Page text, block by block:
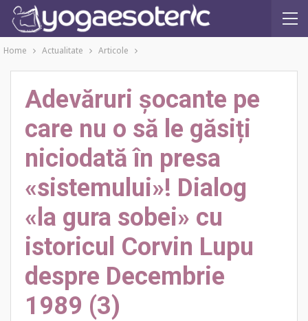
Home Actualitate Articole
Adevăruri şocante pe
care nu o să le găsiți
niciodată în presa
«sistemului»! Dialog
«la gura sobei» cu
istoricul Corvin Lupu
despre Decembrie
1989 (3)